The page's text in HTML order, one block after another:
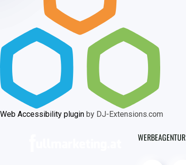
Web Accessibility plugin by DJ-Extensions.com
WERBEAGENTUR